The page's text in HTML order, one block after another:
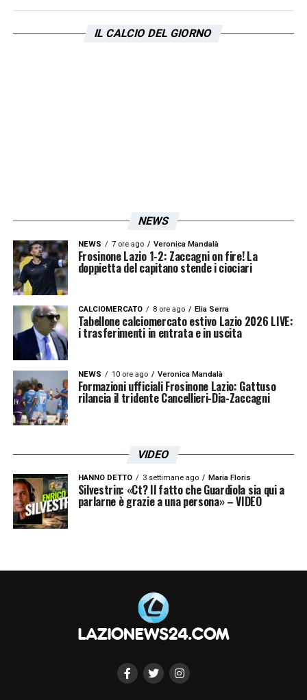
questa è la vittoria della volontà di andare
avanti. Un elemento di dubbio in questa
Iscriviti gratis alla nostra
Newsletter
ISCRIVIMI
LA PLAYLIST DELLE NOSTRE TOP NEWS
IL CALCIO DEL GIORNO
NEWS
NEWS 7 ore ago Veronica Mandalà
Frosinone Lazio 1-2: Zaccagni on fire! La
doppietta del capitano stende i ciociari
CALCIOMERCATO 8 ore ago Elia Serra
Tabellone calciomercato estivo Lazio 2026 LIVE:
i trasferimenti in entrata e in uscita
NEWS 10 ore ago Veronica Mandalà
Formazioni ufficiali Frosinone Lazio: Gattuso
rilancia il tridente Cancellieri-Dia-Zaccagni
VIDEO
HANNO DETTO 3 settimane ago Maria Floris
Silvestrin: «Ct? Il fatto che Guardiola sia qui a
parlarne è grazie a una persona» – VIDEO